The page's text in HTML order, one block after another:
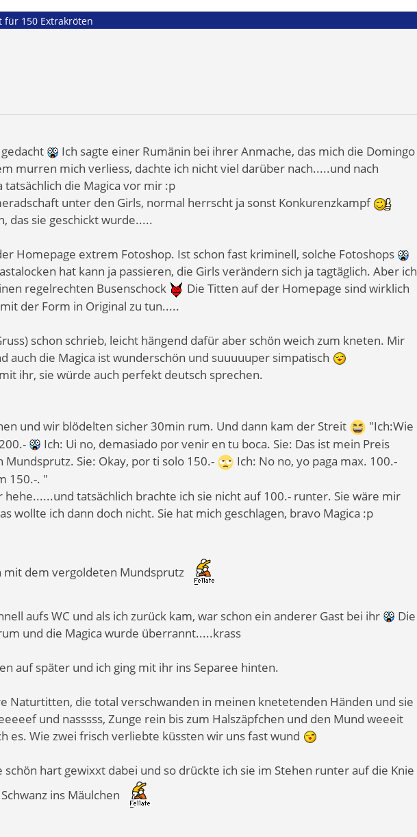
für 150 Extrakröten
Ich sagte einer Rumänin bei ihrer Anmache, das mich die Domingo
murren mich verliess, dachte ich nicht viel darüber nach.....und nach
die Magica vor mir :p
unter den Girls, normal herrscht ja sonst Konkurenzkampf
das sie geschickt wurde.....
Homepage extrem Fotoshop. Ist schon fast kriminell, solche Fotoshops
hat kann ja passieren, die Girls verändern sich ja tagtäglich. Aber ich
regelrechten Busenschock
Die Titten auf der Homepage sind wirklich
der Form in Original zu tun.....
schon schrieb, leicht hängend dafür aber schön weich zum kneten. Mir
auch die Magica ist wunderschön und suuuuuper simpatisch
ihr, sie würde auch perfekt deutsch sprechen.
und wir blödelten sicher 30min rum. Und dann kam der Streit
"Ich:Wie
Ich: Ui no, demasiado por venir en tu boca. Sie: Das ist mein Preis
Mundsprutz. Sie: Okay, por ti solo 150.-
Ich: No no, yo paga max. 100.-
150.-. "
hehe......und tatsächlich brachte ich sie nicht auf 100.- runter. Sie wäre mir
wollte ich dann doch nicht. Sie hat mich geschlagen, bravo Magica :p
mit dem vergoldeten Mundsprutz
aufs WC und als ich zurück kam, war schon ein anderer Gast bei ihr
Die
und die Magica wurde überrannt.....krass
auf später und ich ging mit ihr ins Separee hinten.
Naturtitten, die total verschwanden in meinen knetetenden Händen und sie
und nasssss, Zunge rein bis zum Halszäpfchen und den Mund weeeit
es. Wie zwei frisch verliebte küssten wir uns fast wund
hart gewixxt dabei und so drückte ich sie im Stehen runter auf die Knie
ins Mäulchen